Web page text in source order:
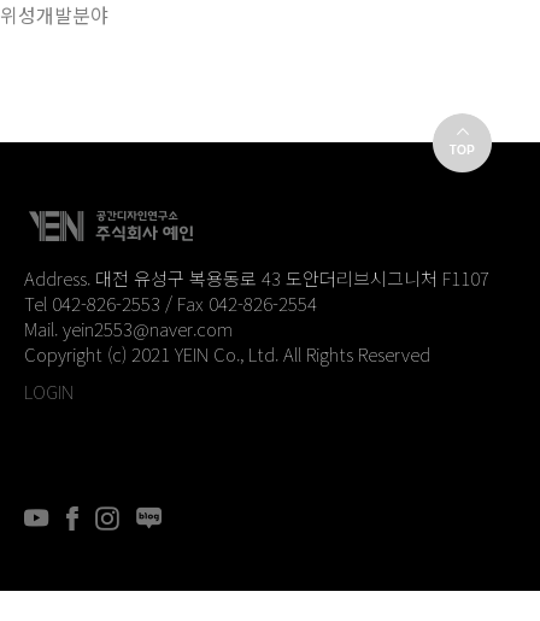
위성개발분야
Address. 대전 유성구 복용동로 43 도안더리브시그니처 F1107
Tel 042-826-2553 / Fax 042-826-2554
Mail. yein2553@naver.com
Copyright (c) 2021 YEIN Co., Ltd. All Rights Reserved
LOGIN